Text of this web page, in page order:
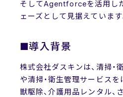
そしてAgentforceを活用し
ェーズとして見据えています
■導入背景
株式会社ダスキンは、清掃・
や清掃・衛生管理サービスを
獣駆除、介護用品レンタル、